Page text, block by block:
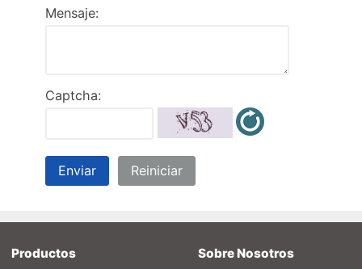
Mensaje:
Captcha:
Enviar Reiniciar
Productos Sobre Nosotros